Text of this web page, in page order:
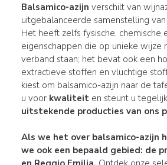
Balsamico-azijn verschilt van
uitgebalanceerde samenstelling
Het heeft zelfs fysische, chemische
eigenschappen die op unieke wijze
verband staan; het bevat ook een
extractieve stoffen en vluchtige
kiest om balsamico-azijn naar de
u voor kwaliteiten steunt u
uitstekende producties van ons
Als we het over balsamico-azijn
we ook een bepaald gebied: de